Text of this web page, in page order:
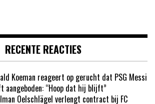
RECENTE REACTIES
Koeman reageert op gerucht dat PSG Messi
aangeboden: “Hoop dat hij blijft”
Oelschlägel verlengt contract bij FC